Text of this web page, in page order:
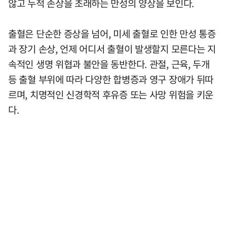
않고 누적 손상을 초래하는 만성의 양상을 보인다.
출혈은 단순한 증상을 넘어, 미세 출혈로 인한 만성 통증
과 장기 손상, 언제 어디서 출혈이 발생할지 모른다는 지
속적인 생명 위협과 불안을 동반한다. 관절, 근육, 두개
등 출혈 부위에 따라 다양한 합병증과 영구 장애가 뒤따
르며, 치명적인 신경학적 후유증 또는 사망 위험을 키운
다.